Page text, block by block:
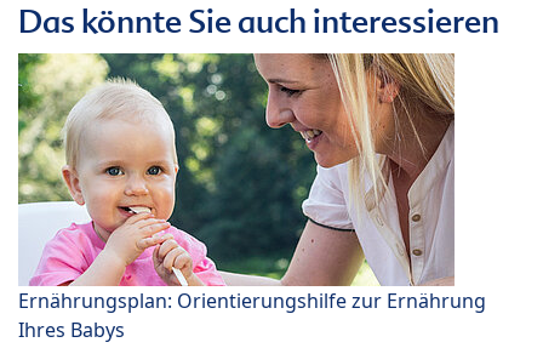
Das könnte Sie auch interessieren
Ernährungsplan: Orientierungshilfe zur Ernährung
Ihres Babys